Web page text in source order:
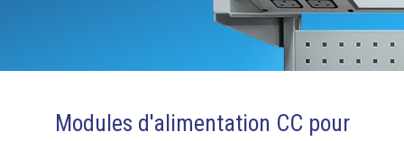
Packages
Modules d'alimentation CC pour